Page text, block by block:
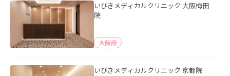
いびきメディカルクリニック 大阪梅田
院
大阪府
いびきメディカルクリニック 京都院